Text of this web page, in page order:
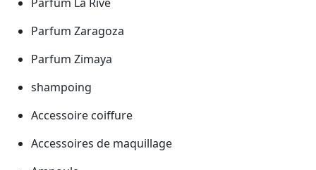
Parfum Zaragoza
Parfum Zimaya
shampoing
Accessoire coiffure
Accessoires de maquillage